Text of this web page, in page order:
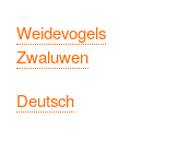
Weidevogels
Zwaluwen
Deutsch